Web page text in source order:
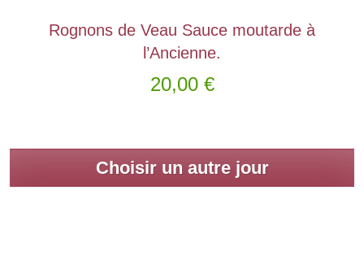
Rognons de Veau Sauce moutarde à
l’Ancienne.
20,00 €
Choisir un autre jour